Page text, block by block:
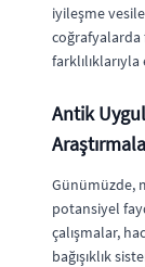
iyileşme
coğrafyalarda
Antik
Günümüzde,
potansiyel
çalışmalar,
bağışıklık